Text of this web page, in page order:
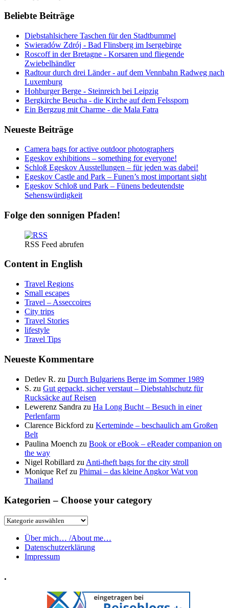
Beliebte Beiträge
Diebstahlsichere Taschen für den Stadtbummel
Swieradów Zdrój - Bad Flinsberg im Isergebirge
Roscoff in der Bretagne - Korsaren und fliegende
Zwiebelhändler
Radtour durch drei Länder - auf dem Vennbahn Radweg nach
Luxemburg
Hohburger Berge - Steinreich bei Leipzig
Bergkirche Beucha - die Kirche auf dem Felssporn
Ein Bergzug mit Charme - die Mala Fatra
Neueste Beiträge
Camera bags for active outdoor photographers
Egeskov exhibitions – something for everyone!
Schloß Egeskov Ausstellungen – für jeden was dabei!
Egeskov Castle and Park – Funen’s most important sight
Egeskov Schloß und Park – Fünens bedeutendste
Sehenswürdigkeit
Folge den sonnigen Pfaden!
RSS Feed abrufen
Content in English
Travel Regions
Small escapes
Travel – Asseccoires
City trips
Travel Stories
lifestyle
Travel Tips
Neueste Kommentare
Detlev R. zu Durch Bulgariens Berge im Sommer 1989
S. zu Gut gepackt, sicher verstaut – Diebstahlschutz für
Rucksäcke auf Reisen
Lewerenz Sandra zu Ha Long Bucht – Besuch in einer
Perlenfarm
Clarence Bickford zu Kerteminde – beschaulich am Großen
Belt
Paulina Moench zu Book or eBook – eReader companion on
the way
Nigel Robillard zu Anti-theft bags for the city stroll
Monique Refzu Phimai – das kleine Angkor Wat von
Thailand
Kategorien – Choose your category
Kategorien
Choose
your
category
Über mich… /About me…
Datenschutzerklärung
Impressum
.